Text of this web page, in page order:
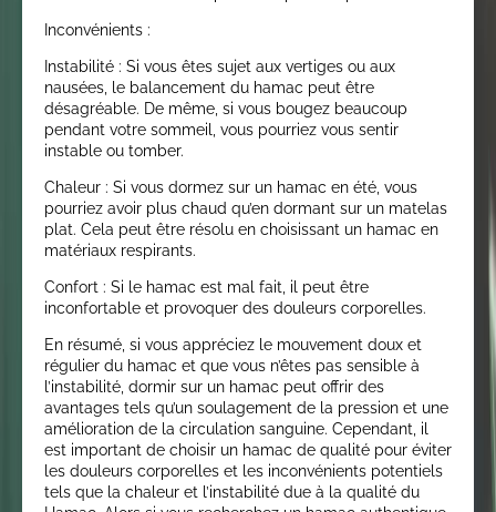
Inconvénients :
Instabilité : Si vous êtes sujet aux vertiges ou aux
nausées, le balancement du hamac peut être
désagréable. De même, si vous bougez beaucoup
pendant votre sommeil, vous pourriez vous sentir
instable ou tomber.
Chaleur : Si vous dormez sur un hamac en été, vous
pourriez avoir plus chaud qu’en dormant sur un matelas
plat. Cela peut être résolu en choisissant un hamac en
matériaux respirants.
Confort : Si le hamac est mal fait, il peut être
inconfortable et provoquer des douleurs corporelles.
En résumé, si vous appréciez le mouvement doux et
régulier du hamac et que vous n’êtes pas sensible à
l’instabilité, dormir sur un hamac peut offrir des
avantages tels qu’un soulagement de la pression et une
amélioration de la circulation sanguine. Cependant, il
est important de choisir un hamac de qualité pour éviter
les douleurs corporelles et les inconvénients potentiels
tels que la chaleur et l’instabilité due à la qualité du